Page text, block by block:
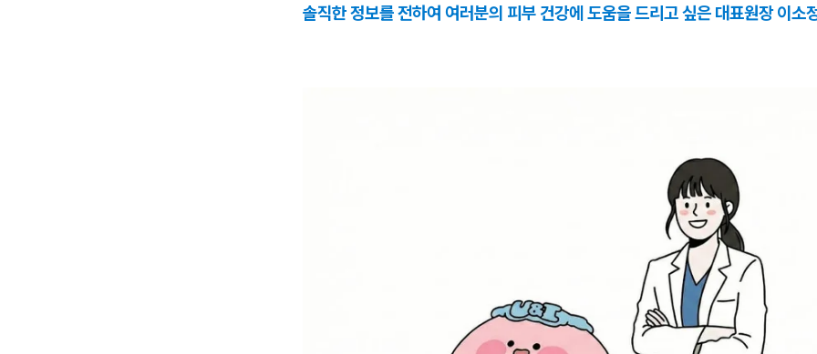
솔직한 정보를 전하여 여러분의 피부 건강에 도움을 드리고 싶은 대표원장 이소